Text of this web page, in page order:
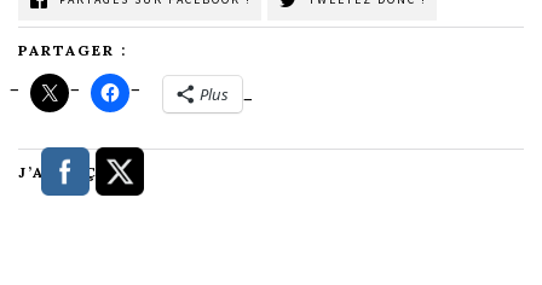
PARTAGER :
Plus
J’AIME ÇA :